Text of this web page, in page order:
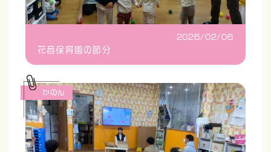
2026/02/06
花音保育園の節分
かのん